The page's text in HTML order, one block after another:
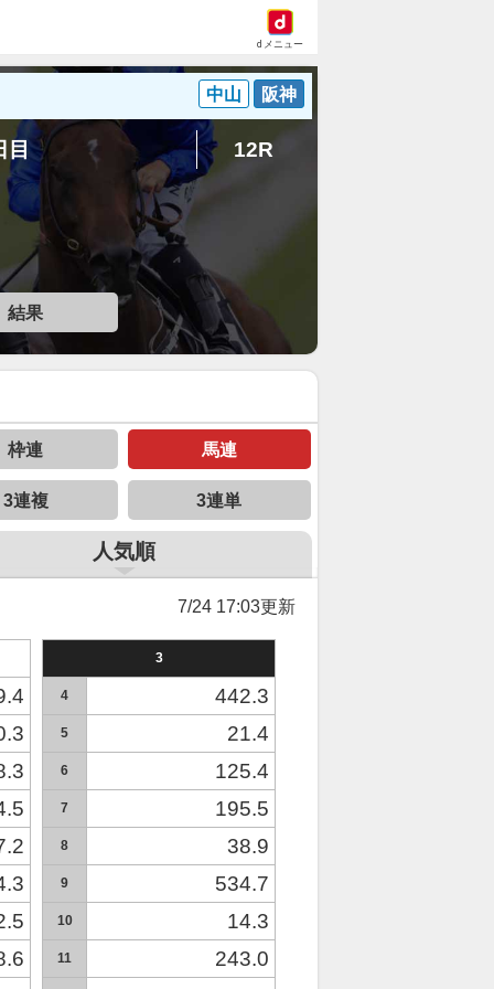
dメニュー
中山 阪神
12R
結果
枠連 馬連
3連複 3連単
人気順
7/24 17:03更新
3
4 442.3
5 21.4
6 125.4
7 195.5
8 38.9
9 534.7
10 14.3
11 243.0